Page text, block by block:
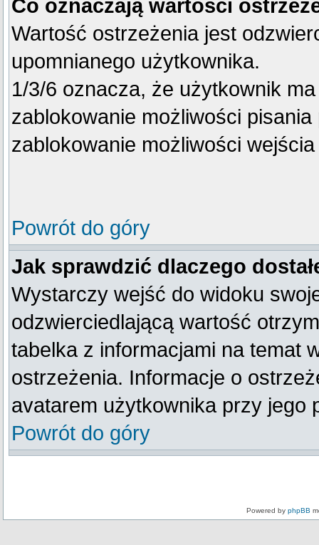
Co oznaczają wartości
Wartość ostrzeżenia jest
upomnianego użytkownika.
1/3/6 oznacza, że użytkownik
zablokowanie możliwości
zablokowanie możliwości
Powrót do góry
Jak sprawdzić dlaczego
Wystarczy wejść do widoku
odzwierciedlającą wartość
tabelka z informacjami na temat
ostrzeżenia. Informacje o
avatarem użytkownika przy jego
Powrót do góry
Powered by phpBB